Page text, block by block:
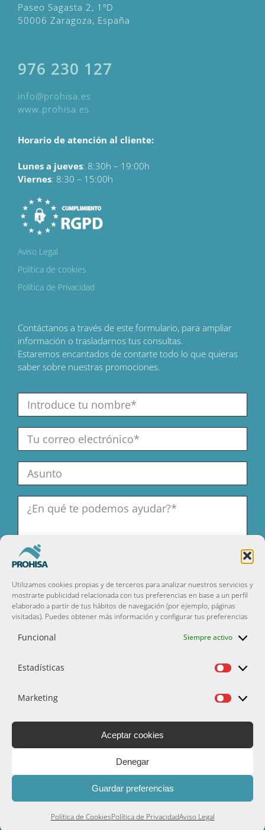
Utilizamos cookies propias y de terceros para analizar nuestros servicios y
mostrarte publicidad relacionada con tus preferencias en base a un perfil
elaborado a partir de tus hábitos de navegación (por ejemplo, páginas
visitadas). Puedes obtener más información y configurar tus preferencias
Funcional Siempre activo
Estadísticas
Marketing
Aceptar cookies
Denegar
Guardar preferencias
Política de CookiesPolítica de PrivacidadAviso Legal
Paseo Sagasta 2, 1ºD
50006 Zaragoza, España
976 230 127
info@prohisa.es
www.prohisa.es
Horario de atención al cliente:
Lunes a jueves: 8:30h – 19:00h
Viernes: 8:30 – 15:00h
Aviso Legal
Política de cookies
Política de Privacidad
Contáctanos a través de este formulario, para ampliar
información o trasladarnos tus consultas.
Estaremos encantados de contarte todo lo que quieras
saber sobre nuestras promociones.
He leído y acepto la Política de Privacidad**.
Acepto recibir la información comercial que
oportuno enviarme por correo electrónico. (Es
El responsable del tratamiento esGESTIÓN DE
PATRIMONIOS LEYRE SL. La finalidad de la recogida de
datos es la de poder atender sus cuestiones, sin ceder sus
datos a terceros. Tiene derecho a saber qué información
explica en nuestraPolítica de Privacidad.